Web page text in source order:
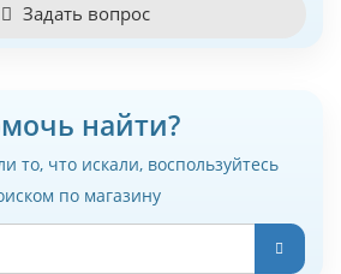
Задать вопрос
найти?
то, что искали, воспользуйтесь
по магазину